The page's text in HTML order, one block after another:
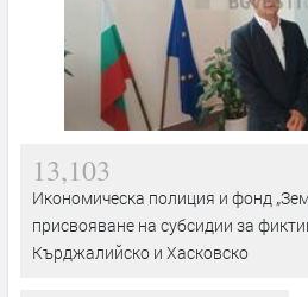
13,103
Икономическа полиция и фонд
присвояване на субсидии за
Кърджалийско и Хасковско